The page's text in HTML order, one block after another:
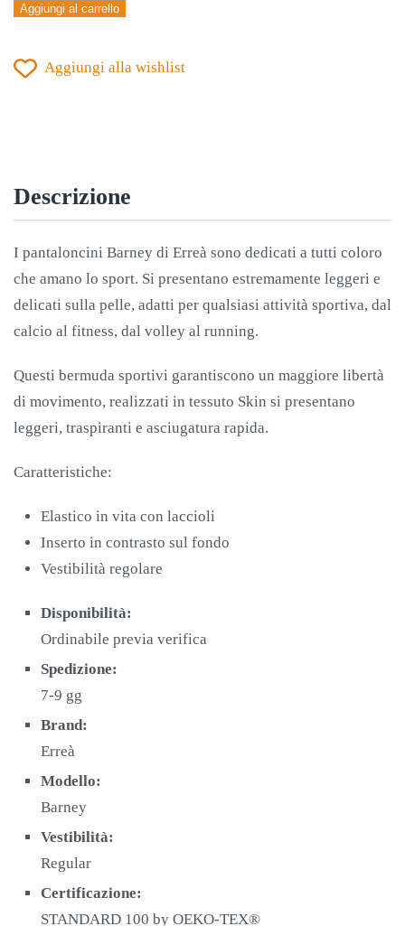
BARNEY
VERDE
Aggiungi al carrello
Aggiungi alla wishlist
Descrizione
I pantaloncini Barney di Erreà sono dedicati a tutti coloro
che amano lo sport. Si presentano estremamente leggeri e
delicati sulla pelle, adatti per qualsiasi attività sportiva, dal
calcio al fitness, dal volley al running.
Questi bermuda sportivi garantiscono un maggiore libertà
di movimento, realizzati in tessuto Skin si presentano
leggeri, traspiranti e asciugatura rapida.
Caratteristiche:
Elastico in vita con laccioli
Inserto in contrasto sul fondo
Vestibilità regolare
Disponibilità:
Ordinabile previa verifica
Spedizione:
7-9 gg
Brand:
Erreà
Modello:
Barney
Vestibilità:
Regular
Certificazione:
STANDARD 100 by OEKO-TEX®